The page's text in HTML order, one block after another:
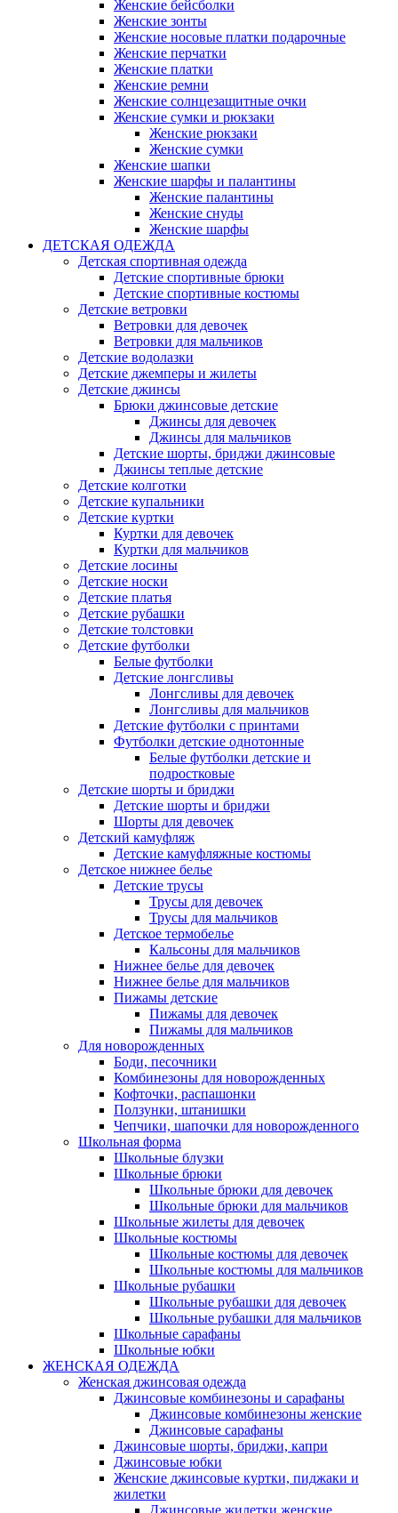
Женские бейсболки
Женские зонты
Женские носовые платки подарочные
Женские перчатки
Женские платки
Женские ремни
Женские солнцезащитные очки
Женские сумки и рюкзаки
Женские рюкзаки
Женские сумки
Женские шапки
Женские шарфы и палантины
Женские палантины
Женские снуды
Женские шарфы
ДЕТСКАЯ ОДЕЖДА
Детская спортивная одежда
Детские спортивные брюки
Детские спортивные костюмы
Детские ветровки
Ветровки для девочек
Ветровки для мальчиков
Детские водолазки
Детские джемперы и жилеты
Детские джинсы
Брюки джинсовые детские
Джинсы для девочек
Джинсы для мальчиков
Детские шорты, бриджи джинсовые
Джинсы теплые детские
Детские колготки
Детские купальники
Детские куртки
Куртки для девочек
Куртки для мальчиков
Детские лосины
Детские носки
Детские платья
Детские рубашки
Детские толстовки
Детские футболки
Белые футболки
Детские лонгсливы
Лонгсливы для девочек
Лонгсливы для мальчиков
Детские футболки с принтами
Футболки детские однотонные
Белые футболки детские и
подростковые
Детские шорты и бриджи
Детские шорты и бриджи
Шорты для девочек
Детский камуфляж
Детские камуфляжные костюмы
Детское нижнее белье
Детские трусы
Трусы для девочек
Трусы для мальчиков
Детское термобелье
Кальсоны для мальчиков
Нижнее белье для девочек
Нижнее белье для мальчиков
Пижамы детские
Пижамы для девочек
Пижамы для мальчиков
Для новорожденных
Боди, песочники
Комбинезоны для новорожденных
Кофточки, распашонки
Ползунки, штанишки
Чепчики, шапочки для новорожденного
Школьная форма
Школьные блузки
Школьные брюки
Школьные брюки для девочек
Школьные брюки для мальчиков
Школьные жилеты для девочек
Школьные костюмы
Школьные костюмы для девочек
Школьные костюмы для мальчиков
Школьные рубашки
Школьные рубашки для девочек
Школьные рубашки для мальчиков
Школьные сарафаны
Школьные юбки
ЖЕНСКАЯ ОДЕЖДА
Женская джинсовая одежда
Джинсовые комбинезоны и сарафаны
Джинсовые комбинезоны женские
Джинсовые сарафаны
Джинсовые шорты, бриджи, капри
Джинсовые юбки
Женские джинсовые куртки, пиджаки и
жилетки
Джинсовые жилетки женские